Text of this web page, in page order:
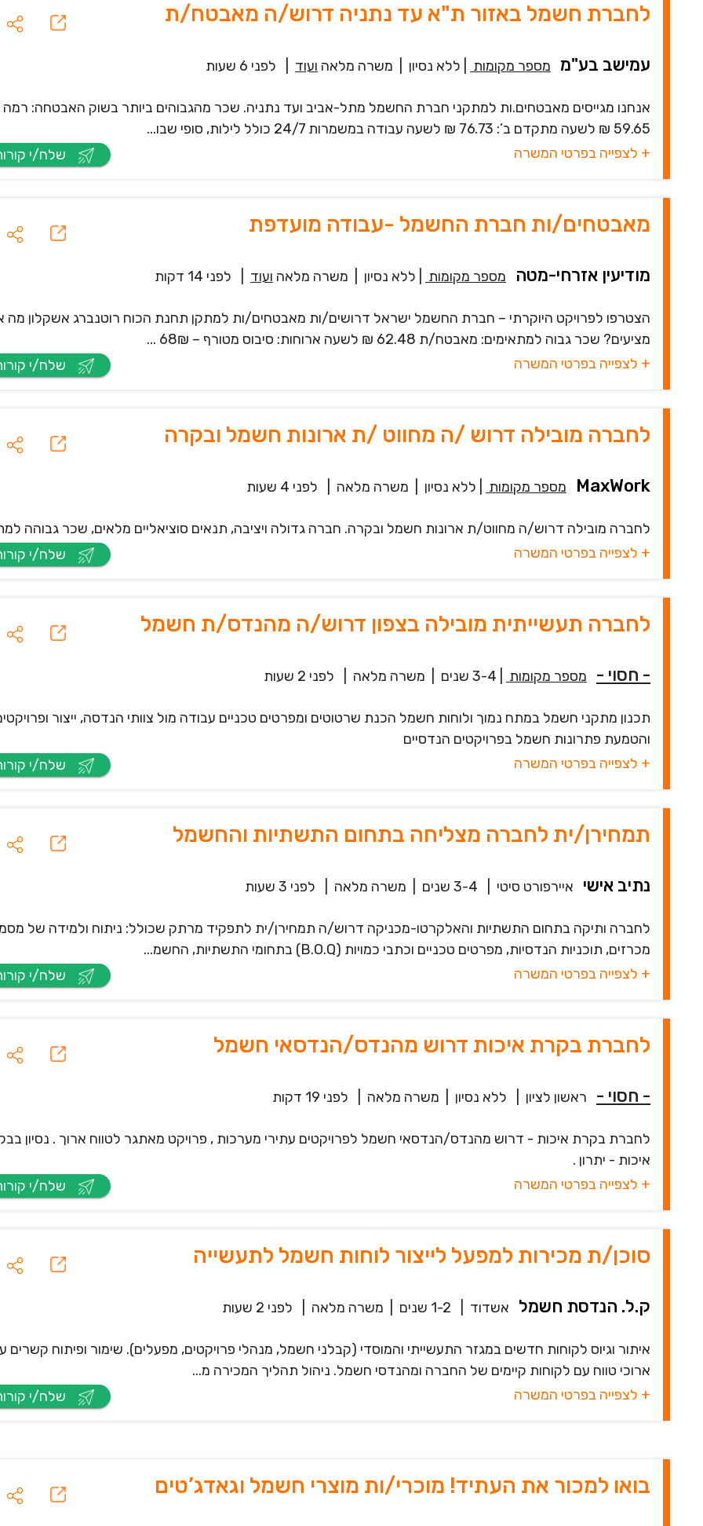
לחברת חשמל באזור ת"א עד נתניה דרוש/ה מאבטח/ת
עמישב בע"מ מספר מקומות ללא נסיון משרה מלאה ועוד לפני 6 שעות
אנחנו מגייסים מאבטחים.ות למתקני חברת החשמל מתל-אביב ועד נתניה. שכר מהגבוהים ביותר בשוק האבטחה: רמה
59.65 ₪ לשעה מתקדם ב’: 76.73 ₪ לשעה עבודה במשמרות 24/7 כולל לילות, סופי שבו...
+ לצפייה בפרטי המשרה
מאבטחים/ות חברת החשמל -עבודה מועדפת
מודיעין אזרחי-מטה מספר מקומות ללא נסיון משרה מלאה ועוד לפני 14 דקות
הצטרפו לפרויקט היוקרתי – חברת החשמל ישראל דרושים/ות מאבטחים/ות למתקן תחנת הכוח רוטנברג אשקלון מה
מציעים? שכר גבוה למתאימים: מאבטח/ת 62.48 ₪ לשעה ארוחות: סיבוס מטורף – 68₪ ...
+ לצפייה בפרטי המשרה
לחברה מובילה דרוש /ה מחווט /ת ארונות חשמל ובקרה
MaxWork מספר מקומות ללא נסיון משרה מלאה לפני 4 שעות
לחברה מובילה דרוש/ה מחווט/ת ארונות חשמל ובקרה. חברה גדולה ויציבה, תנאים סוציאליים מלאים, שכר גבוהה
+ לצפייה בפרטי המשרה
לחברה תעשייתית מובילה בצפון דרוש/ה מהנדס/ת חשמל
- חסוי - מספר מקומות 3-4 שנים משרה מלאה לפני 2 שעות
תכנון מתקני חשמל במתח נמוך ולוחות חשמל הכנת שרטוטים ומפרטים טכניים עבודה מול צוותי הנדסה, ייצור ופרויקטים
והטמעת פתרונות חשמל בפרויקטים הנדסיים
+ לצפייה בפרטי המשרה
תמחירן/ית לחברה מצליחה בתחום התשתיות והחשמל
נתיב אישי איירפורט סיטי 3-4 שנים משרה מלאה לפני 3 שעות
לחברה ותיקה בתחום התשתיות והאלקרטו-מכניקה דרוש/ה תמחירן/ית לתפקיד מרתק שכולל: ניתוח ולמידה של
מכרזים, תוכניות הנדסיות, מפרטים טכניים וכתבי כמויות (B.O.Q) בתחומי התשתיות, החשמ...
+ לצפייה בפרטי המשרה
לחברת בקרת איכות דרוש מהנדס/הנדסאי חשמל
- חסוי - ראשון לציון ללא נסיון משרה מלאה לפני 19 דקות
לחברת בקרת איכות - דרוש מהנדס/הנדסאי חשמל לפרויקטים עתירי מערכות , פרויקט מאתגר לטווח ארוך . נסיון
איכות - יתרון .
+ לצפייה בפרטי המשרה
סוכן/ת מכירות למפעל לייצור לוחות חשמל לתעשייה
ק.ל. הנדסת חשמל אשדוד 1-2 שנים משרה מלאה לפני 2 שעות
איתור וגיוס לקוחות חדשים במגזר התעשייתי והמוסדי (קבלני חשמל, מנהלי פרויקטים, מפעלים). שימור ופיתוח קשרים
ארוכי טווח עם לקוחות קיימים של החברה ומהנדסי חשמל. ניהול תהליך המכירה מ...
+ לצפייה בפרטי המשרה
בואו למכור את העתיד! מוכרי/ות מוצרי חשמל וגאדג’טים